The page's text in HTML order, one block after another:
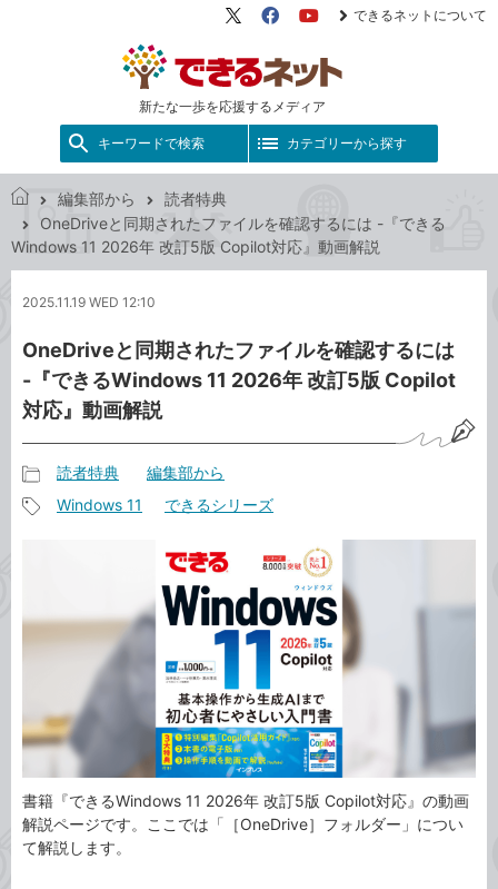
新たな一歩を応援するメディア
X（旧
FacebookYouTube
できるネットについて
キーワードで検索 カテゴリーから探す
で
き
ッ
編集部から
読者特典
OneDriveと同期されたファイルを確認するには -『できる
Windows 11 2026年 改訂5版 Copilot対応』動画解説
2025.11.19 WED 12:10
OneDriveと同期されたファイルを確認するには
-『できるWindows 11 2026年 改訂5版 Copilot
対応』動画解説
事
リ
読者特典 編集部から
Windows 11 できるシリーズ
書籍『できるWindows 11 2026年 改訂5版 Copilot対応』の動画
解説ページです。ここでは「［OneDrive］フォルダー」につい
て解説します。